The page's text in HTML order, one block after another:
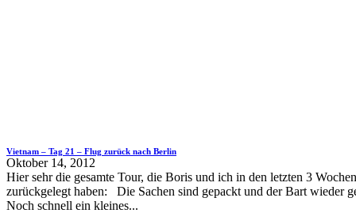
Vietnam – Tag 21 – Flug zurück nach Berlin
Oktober 14, 2012
Hier sehr die gesamte Tour, die Boris und ich in den letzten 3 Wochen
zurückgelegt haben: Die Sachen sind gepackt und der Bart wieder
Noch schnell ein kleines...